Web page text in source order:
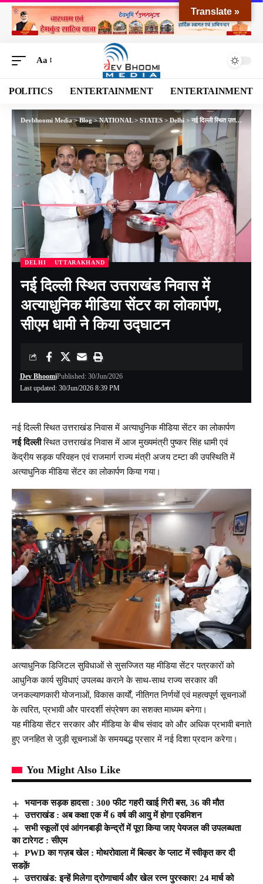
Aa
POLITICS ENTERTAINMENT ENTERTAINMENT
Devbhoomi Media>Blog>NATIONAL> STATES>Delhi>नई दिल्ली स्थित उत्तराखंड निवास में अत्याधुनिक मीडिया सेंटर का लोकार्पण, सीएम धामी ने किया उद्घाटन
DELHI UTTARAKHAND
नई दिल्ली स्थित उत्तराखंड निवास में
अत्याधुनिक मीडिया सेंटर का लोकार्पण,
सीएम धामी ने किया उद्घाटन
Last updated: 30/Jun/2026 8:39 PM
Dev BhoomiPublished: 30/Jun/2026
नई दिल्ली स्थित उत्तराखंड निवास में अत्याधुनिक मीडिया सेंटर का लोकार्पण
नई दिल्लीस्थित उत्तराखंड निवास में आज मुख्यमंत्री पुष्कर सिंह धामी एवं
केंद्रीय सड़क परिवहन एवं राजमार्ग राज्य मंत्री अजय टम्टा की उपस्थिति में
अत्याधुनिक मीडिया सेंटर का लोकार्पण किया गया।
अत्याधुनिक डिजिटल सुविधाओं से सुसज्जित यह मीडिया सेंटर पत्रकारों को
आधुनिक कार्य सुविधाएं उपलब्ध कराने के साथ-साथ राज्य सरकार की
जनकल्याणकारी योजनाओं, विकास कार्यों, नीतिगत निर्णयों एवं महत्वपूर्ण सूचनाओं
के त्वरित, प्रभावी और पारदर्शी संप्रेषण का सशक्त माध्यम बनेगा।
यह मीडिया सेंटर सरकार और मीडिया के बीच संवाद को और अधिक प्रभावी बनाते
हुए जनहित से जुड़ी सूचनाओं के समयबद्ध प्रसार में नई दिशा प्रदान करेगा।
You Might Also Like
भयानक सड़क हादसा : 300 फीट गहरी खाई गिरी बस, 36 की मौत
उत्तराखंड : अब कक्षा एक में 6 वर्ष की आयु में होगा एडमिशन
सभी स्कूलों एवं आंगनबाड़ी केन्द्रों में पूरा किया जाए पेयजल की उपलब्धता
का टारेगट : सीएम
PWD का गज़ब खेल : मोथरोवाला में बिल्डर के प्लाट में स्वीकृत कर दी
सडक़ें
उत्तराखंड: इन्हें मिलेगा द्रोणाचार्य और खेल रत्न पुरस्कार! 24 मार्च को
Translate »